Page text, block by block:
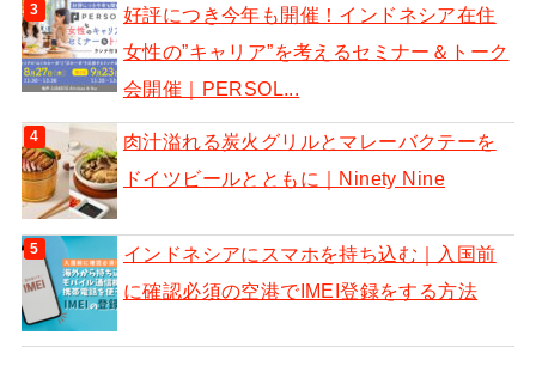
好評につき今年も開催！インドネシア在住
女性の”キャリア”を考えるセミナー＆トーク
会開催｜PERSOL...
肉汁溢れる炭火グリルとマレーバクテーを
ドイツビールとともに｜Ninety Nine
インドネシアにスマホを持ち込む｜入国前
に確認必須の空港でIMEI登録をする方法